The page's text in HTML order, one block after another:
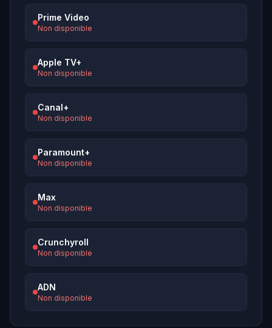
Prime Video
Non disponible
Apple TV+
Non disponible
Canal+
Non disponible
Paramount+
Non disponible
Max
Non disponible
Crunchyroll
Non disponible
ADN
Non disponible